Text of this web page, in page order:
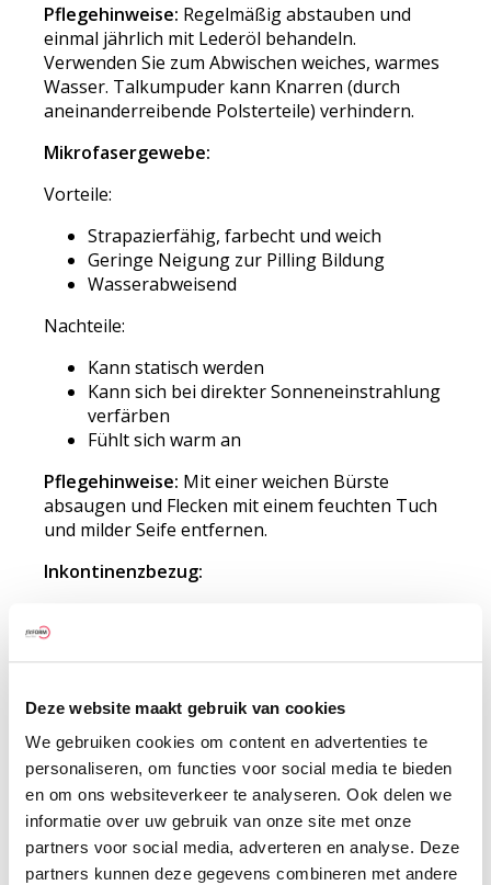
Deze website maakt gebruik van cookies
We gebruiken cookies om content en advertenties te
personaliseren, om functies voor social media te bieden
en om ons websiteverkeer te analyseren. Ook delen we
informatie over uw gebruik van onze site met onze
partners voor social media, adverteren en analyse. Deze
partners kunnen deze gegevens combineren met andere
Pflegehinweise: Regelmäßig abstauben und
einmal jährlich mit Lederöl behandeln.
Verwenden Sie zum Abwischen weiches, warmes
Wasser. Talkumpuder kann Knarren (durch
aneinanderreibende Polsterteile) verhindern.
Mikrofasergewebe:
Vorteile:
Strapazierfähig, farbecht und weich
Geringe Neigung zur Pilling Bildung
Wasserabweisend
Nachteile:
Kann statisch werden
Kann sich bei direkter Sonneneinstrahlung
verfärben
Fühlt sich warm an
Pflegehinweise: Mit einer weichen Bürste
absaugen und Flecken mit einem feuchten Tuch
und milder Seife entfernen.
Inkontinenzbezug:
Sehr strapazierfähig
Nachteile:
Keine Atmungsaktivität
Fühlt sich steif an
Pflegehinweise:Mit Wasser oder milden